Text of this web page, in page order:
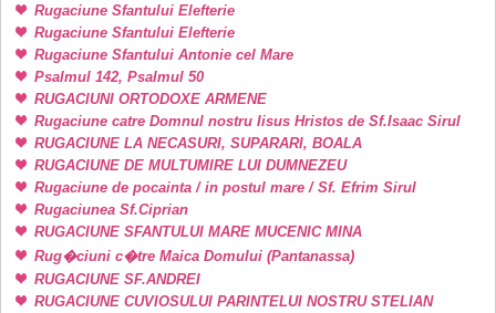
Rugaciune Sfantului Elefterie
Rugaciune Sfantului Elefterie
Rugaciune Sfantului Antonie cel Mare
Psalmul 142, Psalmul 50
RUGACIUNI ORTODOXE ARMENE
Rugaciune catre Domnul nostru Iisus Hristos de Sf.Isaac Sirul
RUGACIUNE LA NECASURI, SUPARARI, BOALA
RUGACIUNE DE MULTUMIRE LUI DUMNEZEU
Rugaciune de pocainta / in postul mare / Sf. Efrim Sirul
Rugaciunea Sf.Ciprian
RUGACIUNE SFANTULUI MARE MUCENIC MINA
Rug�ciuni c�tre Maica Domului (Pantanassa)
RUGACIUNE SF.ANDREI
RUGACIUNE CUVIOSULUI PARINTELUI NOSTRU STELIAN